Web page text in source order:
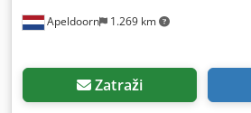
Apeldoorn 1.269 km
Zatraži